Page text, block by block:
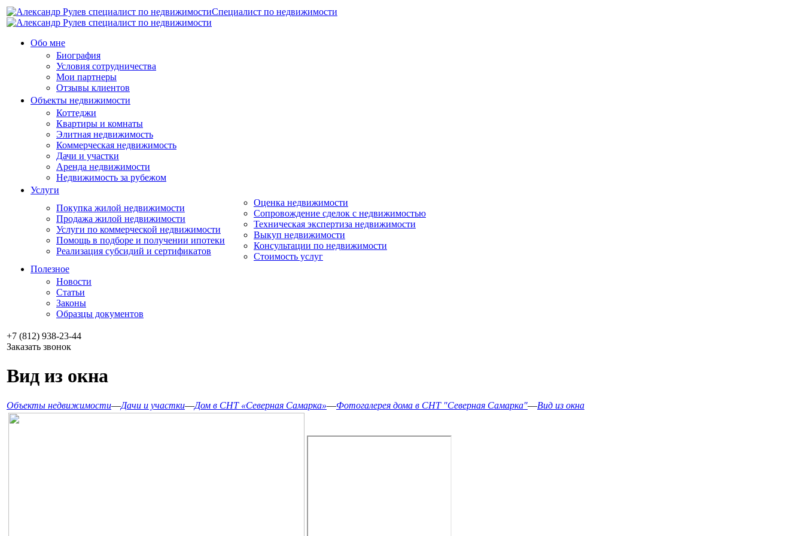
Специалист по недвижимости
Обо мне
Биография
Условия сотрудничества
Мои партнеры
Отзывы клиентов
Объекты недвижимости
Коттеджи
Квартиры и комнаты
Элитная недвижимость
Коммерческая недвижимость
Дачи и участки
Аренда недвижимости
Недвижимость за рубежом
Услуги
Покупка жилой недвижимости
Продажа жилой недвижимости
Услуги по коммерческой недвижимости
Помощь в подборе и получении ипотеки
Реализация субсидий и сертификатов
Оценка недвижимости
Сопровождение сделок с недвижимостью
Техническая экспертиза недвижимости
Выкуп недвижимости
Консультации по недвижимости
Стоимость услуг
Полезное
Новости
Статьи
Законы
Образцы документов
+7 (812) 938-23-44
Заказать звонок
Вид из окна
Объекты недвижимости—Дачи и участки—Дом в СНТ «Северная Самарка»—Фотогалерея дома в СНТ "Северная Самарка"—Вид из окна